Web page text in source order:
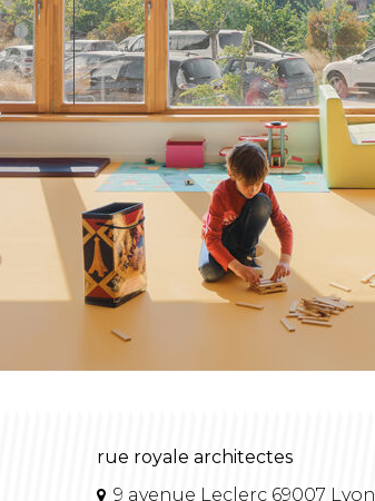
rue royale architectes
9 avenue Leclerc 69007 Lyon